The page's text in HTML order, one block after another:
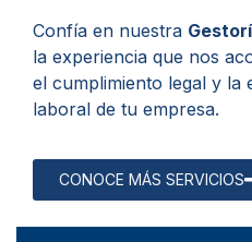
Confía en nuestra
la experiencia que nos
el cumplimiento legal y la
laboral de tu empresa.
CONOCE MÁS SERVICIOS